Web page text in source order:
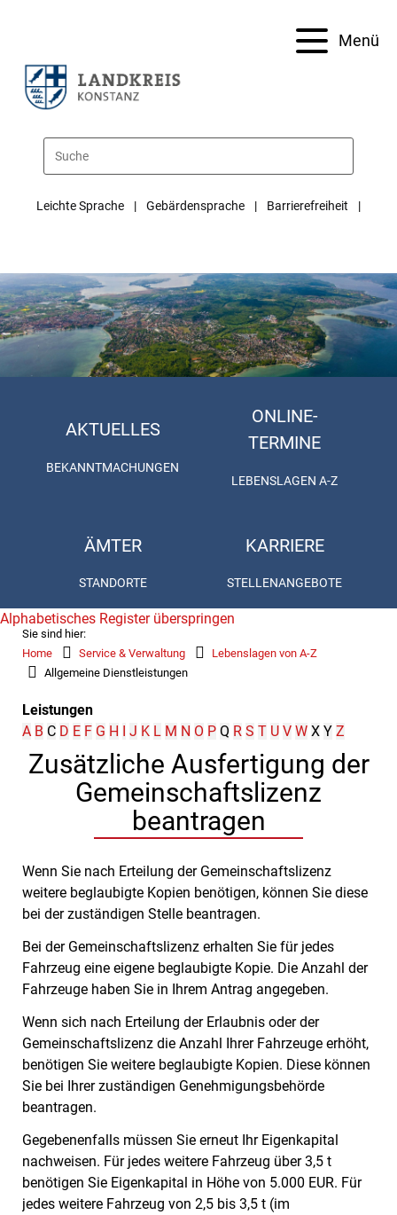
Menü
Leichte Sprache Gebärdensprache Barrierefreiheit
AKTUELLES
BEKANNTMACHUNGEN
ONLINE-
TERMINE
LEBENSLAGEN A-Z
ÄMTER
STANDORTE
KARRIERE
STELLENANGEBOTE
Sie sind hier:
Home
Service & Verwaltung
Lebenslagen von A-Z
Allgemeine Dienstleistungen
Leistungen
Alphabetisches Register überspringen
A B C D E F G H I J K L M N O P Q R S T U V W X Y Z
Zusätzliche Ausfertigung der
Gemeinschaftslizenz
beantragen
Wenn Sie nach Erteilung der Gemeinschaftslizenz
weitere beglaubigte Kopien benötigen, können Sie diese
bei der zuständigen Stelle beantragen.
Bei der Gemeinschaftslizenz erhalten Sie für jedes
Fahrzeug eine eigene beglaubigte Kopie. Die Anzahl der
Fahrzeuge haben Sie in Ihrem Antrag angegeben.
Wenn sich nach Erteilung der Erlaubnis oder der
Gemeinschaftslizenz die Anzahl Ihrer Fahrzeuge erhöht,
benötigen Sie weitere beglaubigte Kopien. Diese können
Sie bei Ihrer zuständigen Genehmigungsbehörde
beantragen.
Gegebenenfalls müssen Sie erneut Ihr Eigenkapital
nachweisen. Für jedes weitere Fahrzeug über 3,5 t
benötigen Sie Eigenkapital in Höhe von 5.000 EUR. Für
jedes weitere Fahrzeug von 2,5 bis 3,5 t (im